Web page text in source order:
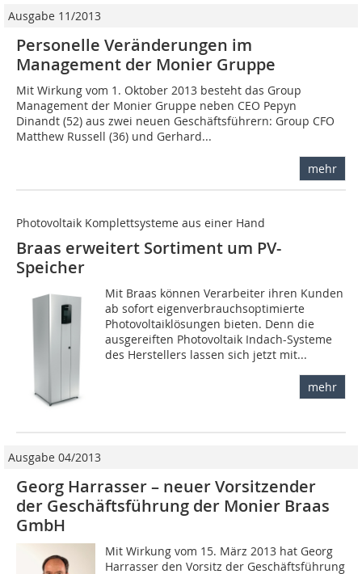
Ausgabe 11/2013
Personelle Veränderungen im
Management der Monier Gruppe
Mit Wirkung vom 1. Oktober 2013 besteht das Group
Management der Monier Gruppe neben CEO Pepyn
Dinandt (52) aus zwei neuen Geschäftsführern: Group CFO
Matthew Russell (36) und Gerhard...
mehr
Photovoltaik Komplettsysteme aus einer Hand
Braas erweitert Sortiment um PV-
Speicher
Mit Braas können Verarbeiter ihren Kunden
ab sofort eigenverbrauchsoptimierte
Photovoltaiklösungen bieten. Denn die
ausgereiften Photovoltaik Indach-Systeme
des Herstellers lassen sich jetzt mit...
mehr
Ausgabe 04/2013
Georg Harrasser – neuer Vorsitzender
der Geschäftsführung der Monier Braas
GmbH
Mit Wirkung vom 15. März 2013 hat Georg
Harrasser den Vorsitz der Geschäftsführung